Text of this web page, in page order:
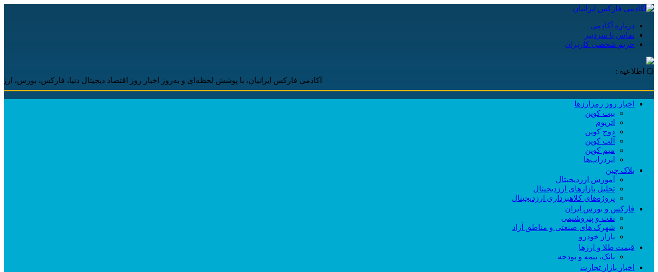
درباره آکادمی
تماس با سردبیر
حریم شخصی کاربران
۞ اطلاعیه :
آکادمی فارکس ایرانیان، با پوشش لحظه‌ای و به‌روز اخبار روز اقتصاد دیجیتال دنیا، فارکس، بورس، ارزهای
اخبار روز رمزارزها
بیت کوین
اتریوم
دوج کوین
آلت کوین
میم کوین‌
ایردراپ‌ها
بلاک چین
آموزش ارزدیجیتال
تحلیل بازارهای ارزدیجیتال
پروژه‌های کلاهبرداری ارزدیجیتال
فارکس و بورس ایران
نفت و پتروشیمی
شهرک های صنعتی و مناطق آزاد
بازار خودرو
قیمت طلا و ارزها
بانک، بیمه و بودجه
اخبار بازار تجارت